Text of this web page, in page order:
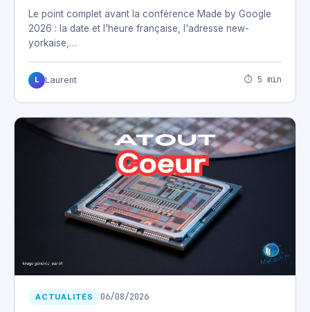
Le point complet avant la conférence Made by Google
2026 : la date et l'heure française, l'adresse new-
yorkaise,…
L Laurent ⏱ 5 min
ACTUALITÉS 06/08/2026